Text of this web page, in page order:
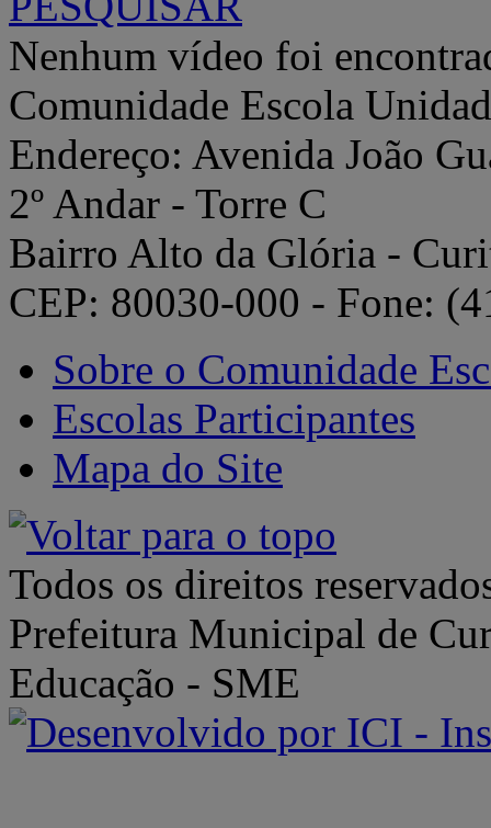
Nenhum vídeo foi
Comunidade Escola
Endereço: Avenida João
2º Andar - Torre C
Bairro Alto da Glória -
CEP: 80030-000 - Fone:
Sobre o Comunidade
Escolas Participantes
Mapa do Site
Todos os direitos
Prefeitura Municipal de
Educação - SME